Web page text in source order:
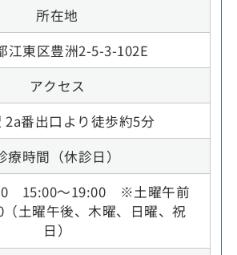
所在地
江東区豊洲2-5-3-102E
アクセス
2a番出口より徒歩約5分
療時間（休診日）
15:00～19:00 ※土曜午前
土曜午後、木曜、日曜、祝
日）